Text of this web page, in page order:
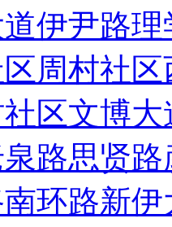
伊尹路理
周村社区
区文博大
路思贤路
南环路新伊